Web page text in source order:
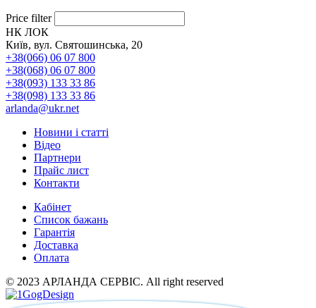
Price filter
НК ЛОК
Київ, вул. Святошинська, 20
+38(066) 06 07 800
+38(068) 06 07 800
+38(093) 133 33 86
+38(098) 133 33 86
arlanda@ukr.net
Новини і статті
Відео
Партнери
Прайс лист
Контакти
Кабінет
Список бажань
Гарантія
Доставка
Оплата
© 2023 АРЛАНДА СЕРВІС. All right reserved